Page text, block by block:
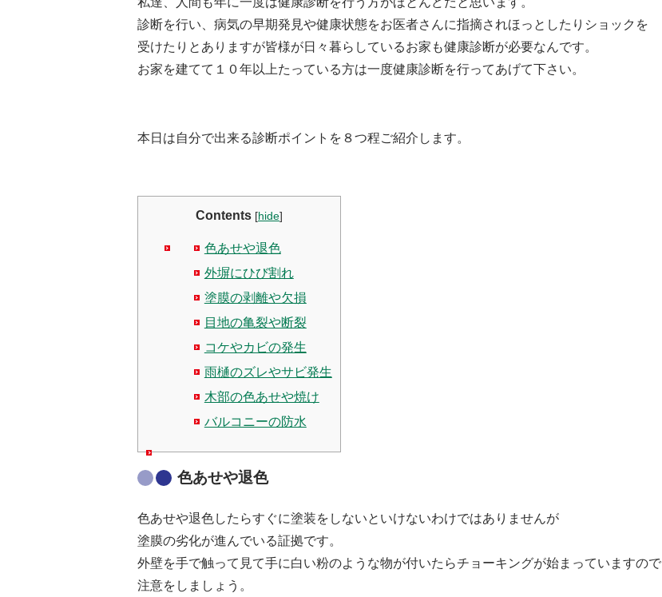
診断を行い、病気の早期発見や健康状態をお医者さんに指摘されほっとしたりショックを
受けたりとありますが皆様が日々暮らしているお家も健康診断が必要なんです。
お家を建てて１０年以上たっている方は一度健康診断を行ってあげて下さい。
本日は自分で出来る診断ポイントを８つ程ご紹介します。
Contents [hide]
色あせや退色
外塀にひび割れ
塗膜の剥離や欠損
目地の亀裂や断裂
コケやカビの発生
雨樋のズレやサビ発生
木部の色あせや焼け
バルコニーの防水
色あせや退色
色あせや退色したらすぐに塗装をしないといけないわけではありませんが
塗膜の劣化が進んでいる証拠です。
外壁を手で触って見て手に白い粉のような物が付いたらチョーキングが始まっていますので
注意をしましょう。